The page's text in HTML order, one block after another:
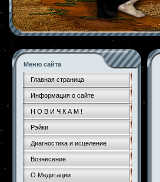
Меню сайта
Главная страница
Информация о сайте
Н О В И Ч К А М !
Рэйки
Диагностика и исцеление
Вознесение
О Медитации